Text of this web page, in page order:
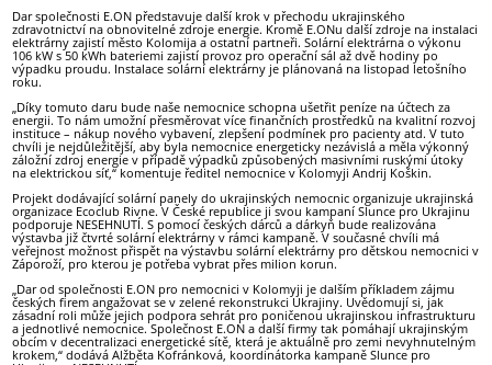
Dar společnosti E.ON představuje další krok v přechodu ukrajinského
zdravotnictví na obnovitelné zdroje energie. Kromě E.ONu další zdroje na instalaci
elektrárny zajistí město Kolomija a ostatní partneři. Solární elektrárna o výkonu
106 kW s 50 kWh bateriemi zajistí provoz pro operační sál až dvě hodiny po
výpadku proudu. Instalace solární elektrárny je plánovaná na listopad letošního
roku.
„Díky tomuto daru bude naše nemocnice schopna ušetřit peníze na účtech za
energii. To nám umožní přesměrovat více finančních prostředků na kvalitní rozvoj
instituce – nákup nového vybavení, zlepšení podmínek pro pacienty atd. V tuto
chvíli je nejdůležitější, aby byla nemocnice energeticky nezávislá a měla výkonný
záložní zdroj energie v případě výpadků způsobených masivními ruskými útoky
na elektrickou síť,“ komentuje ředitel nemocnice v Kolomyji Andrij Koškin.
Projekt dodávající solární panely do ukrajinských nemocnic organizuje ukrajinská
organizace Ecoclub Rivne. V České republice ji svou kampaní Slunce pro Ukrajinu
podporuje NESEHNUTÍ. S pomocí českých dárců a dárkyň bude realizována
výstavba již čtvrté solární elektrárny v rámci kampaně. V současné chvíli má
veřejnost možnost přispět na výstavbu solární elektrárny pro dětskou nemocnici v
Záporoží, pro kterou je potřeba vybrat přes milion korun.
„Dar od společnosti E.ON pro nemocnici v Kolomyji je dalším příkladem zájmu
českých firem angažovat se v zelené rekonstrukci Ukrajiny. Uvědomují si, jak
zásadní roli může jejich podpora sehrát pro poničenou ukrajinskou infrastrukturu
a jednotlivé nemocnice. Společnost E.ON a další firmy tak pomáhají ukrajinským
obcím v decentralizaci energetické sítě, která je aktuálně pro zemi nevyhnutelným
krokem,“ dodává Alžběta Kofránková, koordinátorka kampaně Slunce pro